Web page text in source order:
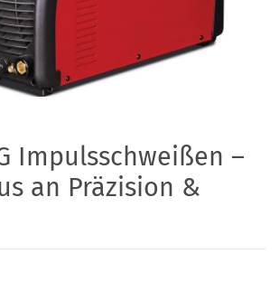
Impulsschweißen –
an Präzision &